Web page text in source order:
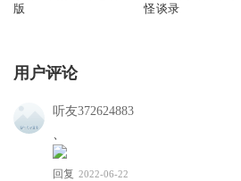
版
怪谈录
用户评论
听友372624883
回复 2022-06-22